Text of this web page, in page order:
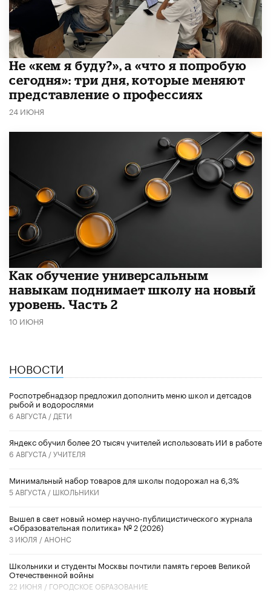
Не «кем я буду?», а «что я попробую
сегодня»: три дня, которые меняют
представление о профессиях
24 ИЮНЯ
​Как обучение универсальным
навыкам поднимает школу на новый
уровень. Часть 2
10 ИЮНЯ
НОВОСТИ
Роспотребнадзор предложил дополнить меню школ и детсадов
рыбой и водорослями
6 АВГУСТА / ДЕТИ
​Яндекс обучил более 20 тысяч учителей использовать ИИ в работе
6 АВГУСТА /УЧИТЕЛЯ
Минимальный набор товаров для школы подорожал на 6,3%
5 АВГУСТА / ШКОЛЬНИКИ
Вышел в свет новый номер научно-публицистического журнала
«Образовательная политика» № 2 (2026)
3 ИЮЛЯ / АНОНС
Школьники и студенты Москвы почтили память героев Великой
Отечественной войны
22 ИЮНЯ / ГОРОДСКОЕ ОБРАЗОВАНИЕ